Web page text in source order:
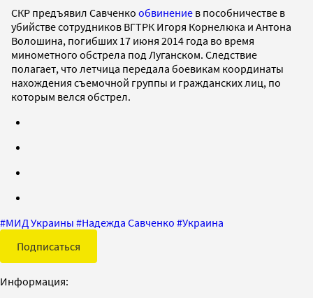
СКР предъявил Савченко обвинение в пособничестве в
убийстве сотрудников ВГТРК Игоря Корнелюка и Антона
Волошина, погибших 17 июня 2014 года во время
минометного обстрела под Луганском. Следствие
полагает, что летчица передала боевикам координаты
нахождения съемочной группы и гражданских лиц, по
которым велся обстрел.
#МИД Украины #Надежда Савченко #Украина
Подписаться
Информация: